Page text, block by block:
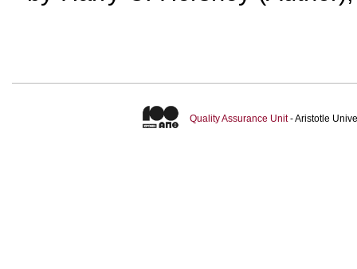
Quality Assurance Unit- Aristotle